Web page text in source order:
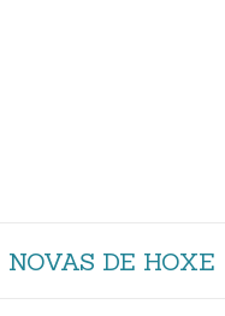
NOVAS DE HOXE